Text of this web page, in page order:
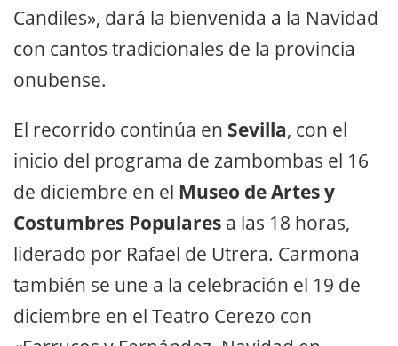
Candiles», dará la bienvenida a la Navidad
con cantos tradicionales de la provincia
onubense.
El recorrido continúa en Sevilla, con el
inicio del programa de zambombas el 16
de diciembre en el Museo de Artes y
Costumbres Populares a las 18 horas,
liderado por Rafael de Utrera. Carmona
también se une a la celebración el 19 de
diciembre en el Teatro Cerezo con